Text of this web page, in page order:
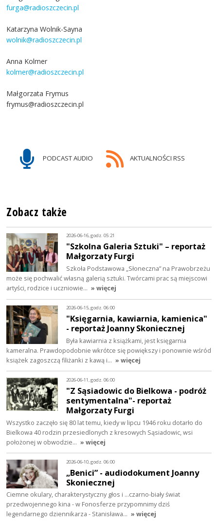
furga@radioszczecin.pl
Katarzyna Wolnik-Sayna
wolnik@radioszczecin.pl
Anna Kolmer
kolmer@radioszczecin.pl
Małgorzata Frymus
frymus@radioszczecin.pl
PODCAST AUDIO AKTUALNOŚCI RSS
Zobacz także
2026-06-16, godz. 05:21
"Szkolna Galeria Sztuki" – reportaż
Małgorzaty Furgi
Szkoła Podstawowa „Słoneczna” na Prawobrzeżu
może się pochwalić własną galerią sztuki. Twórcami prac są miejscowi
artyści, rodzice i uczniowie… » więcej
2026-06-15, godz. 06:00
"Księgarnia, kawiarnia, kamienica"
- reportaż Joanny Skoniecznej
Była kawiarnia z książkami, jest księgarnia
kameralna. Prawdopodobnie wkrótce się powiększy i ponownie wśród
książek zagoszczą filiżanki z kawą i… » więcej
2026-06-11, godz. 06:00
"Z Sąsiadowic do Bielkowa - podróż
sentymentalna"- reportaż
Małgorzaty Furgi
Wszystko zaczęło się 80 lat temu, kiedy w lipcu 1946 roku dotarło do
Bielkowa 40 rodzin przesiedlonych z kresowych Sąsiadowic, wsi
położonej w obwodzie… » więcej
2026-06-10, godz. 06:00
„Benici” - audiodokument Joanny
Skoniecznej
Ciemne okulary, charakterystyczny głos i ...czarno-biały świat
przedwojennego kina - w Fonosferze przypomnimy dziś
legendarnego dziennikarza - Stanisława… » więcej